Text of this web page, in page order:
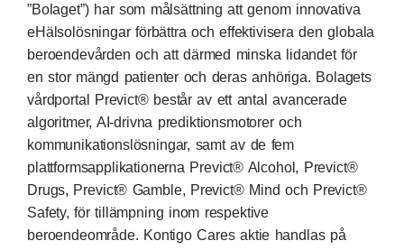
”Bolaget”) har som målsättning att genom innovativa
eHälsolösningar förbättra och effektivisera den globala
beroendevården och att därmed minska lidandet för
en stor mängd patienter och deras anhöriga. Bolagets
vårdportal Previct® består av ett antal avancerade
algoritmer, AI-drivna prediktionsmotorer och
kommunikationslösningar, samt av de fem
plattformsapplikationerna Previct® Alcohol, Previct®
Drugs, Previct® Gamble, Previct® Mind och Previct®
Safety, för tillämpning inom respektive
beroendeområde. Kontigo Cares aktie handlas på